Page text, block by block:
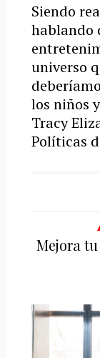
Siendo
hablando
universo
los niños
Tracy
Políticas
Mejora